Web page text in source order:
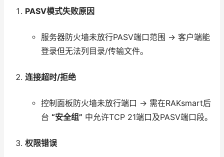
PASV模式失败原因
服务器防火墙未放行PASV端口范围 → 客户端能
登录但无法列目录/传输文件。
连接超时/拒绝
控制面板防火墙未放行端口 → 需在RAKsmart后
台 “安全组” 中允许TCP 21端口及PASV端口段。
权限错误